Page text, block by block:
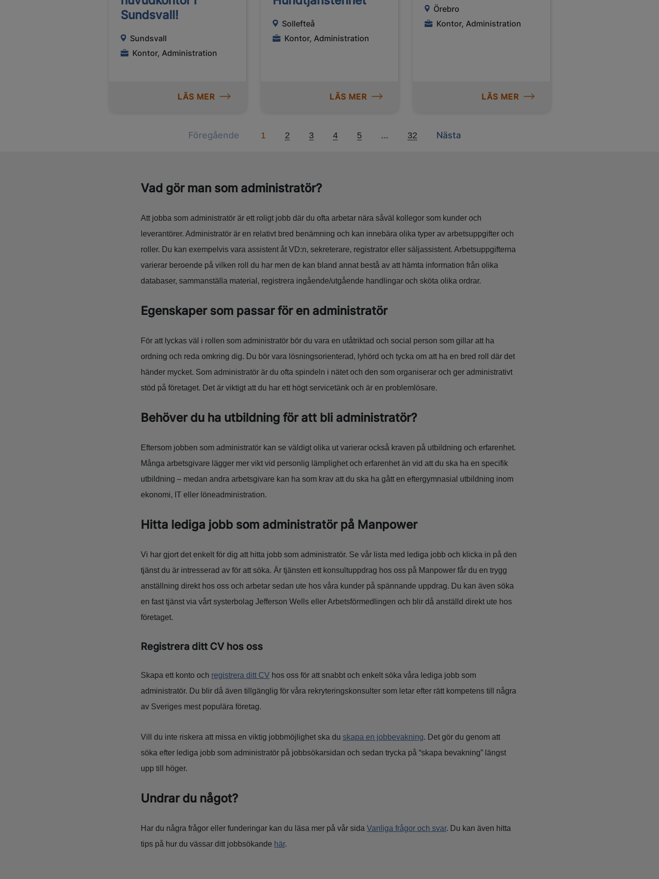
Sundsvall!
Sundsvall
Kontor, Administration
LÄS MER
Sollefteå
Kontor, Administration
LÄS MER
Örebro
Kontor, Administration
LÄS MER
Föregående Previous
1 2 3 4 5 ...
Next 32 Nästa
Next
Vad gör man som administratör?
Att jobba som administratör är ett roligt jobb där du ofta arbetar nära såväl kollegor som kunder och
leverantörer. Administratör är en relativt bred benämning och kan innebära olika typer av arbetsuppgifter och
roller. Du kan exempelvis vara assistent åt VD:n, sekreterare, registrator eller säljassistent. Arbetsuppgifterna
varierar beroende på vilken roll du har men de kan bland annat bestå av att hämta information från olika
databaser, sammanställa material, registrera ingående/utgående handlingar och sköta olika ordrar.
Egenskaper som passar för en administratör
För att lyckas väl i rollen som administratör bör du vara en utåtriktad och social person som gillar att ha
ordning och reda omkring dig. Du bör vara lösningsorienterad, lyhörd och tycka om att ha en bred roll där det
händer mycket. Som administratör är du ofta spindeln i nätet och den som organiserar och ger administrativt
stöd på företaget. Det är viktigt att du har ett högt servicetänk och är en problemlösare.
Behöver du ha utbildning för att bli administratör?
Eftersom jobben som administratör kan se väldigt olika ut varierar också kraven på utbildning och erfarenhet.
Många arbetsgivare lägger mer vikt vid personlig lämplighet och erfarenhet än vid att du ska ha en specifik
utbildning – medan andra arbetsgivare kan ha som krav att du ska ha gått en eftergymnasial utbildning inom
ekonomi, IT eller löneadministration.
Hitta lediga jobb som administratör på Manpower
Vi har gjort det enkelt för dig att hitta jobb som administratör. Se vår lista med lediga jobb och klicka in på den
tjänst du är intresserad av för att söka. Är tjänsten ett konsultuppdrag hos oss på Manpower får du en trygg
anställning direkt hos oss och arbetar sedan ute hos våra kunder på spännande uppdrag. Du kan även söka
en fast tjänst via vårt systerbolag Jefferson Wells eller Arbetsförmedlingen och blir då anställd direkt ute hos
företaget.
Registrera ditt CV hos oss
Skapa ett konto och registrera ditt CVhos oss för att snabbt och enkelt söka våra lediga jobb som
administratör. Du blir då även tillgänglig för våra rekryteringskonsulter som letar efter rätt kompetens till några
av Sveriges mest populära företag.
Vill du inte riskera att missa en viktig jobbmöjlighet ska du skapa en jobbevakning. Det gör du genom att
söka efter lediga jobb som administratör på jobbsökarsidan och sedan trycka på “skapa bevakning” längst
upp till höger.
Undrar du något?
Har du några frågor eller funderingar kan du läsa mer på vår sida Vanliga frågor och svar. Du kan även hitta
tips på hur du vässar ditt jobbsökande här.